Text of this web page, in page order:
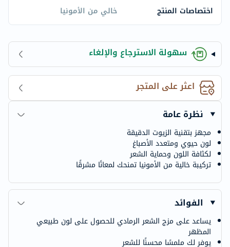
اختصاصات المنتج
خالي من الأمونيا
سهولة الاسترجاع والإلغاء
اعثر على المتجر
نظرة عامة
مجهز بتقنية الزيوت الدقيقة
لون حيوي ومتعدد الأصباغ
لكثافة اللون وحماية الشعر
تركيبة خالية من الأمونيا تمنحك لمعانًا مشرقًا
الفوائد
يساعد على مزج الشعر الرمادي للحصول على لون طبيعي
المظهر
يوفر لك ملمسًا محسنًا للشعر